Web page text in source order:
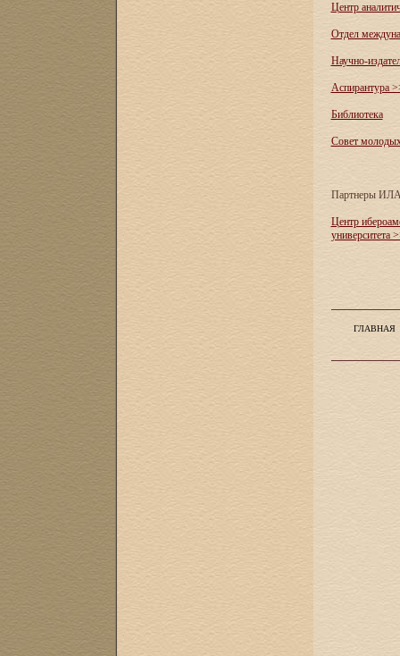
Центр
Отдел
Научно-
Аспирантура
Библиотека
Совет
Партнеры
Центр
университета
ГЛАВНАЯ